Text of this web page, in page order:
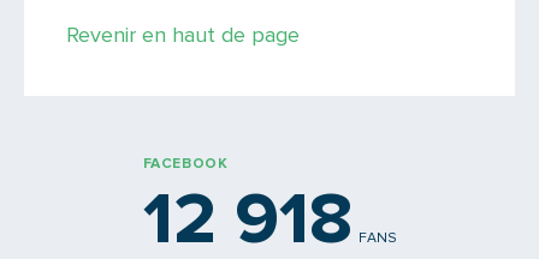
Revenir en haut de page
FACEBOOK
12 918 FANS